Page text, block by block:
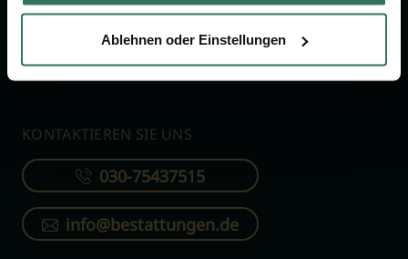
Ablehnen oder Einstellungen
Über uns
Für Bestatter
KONTAKTIEREN SIE UNS
030-75437515
info@bestattungen.de